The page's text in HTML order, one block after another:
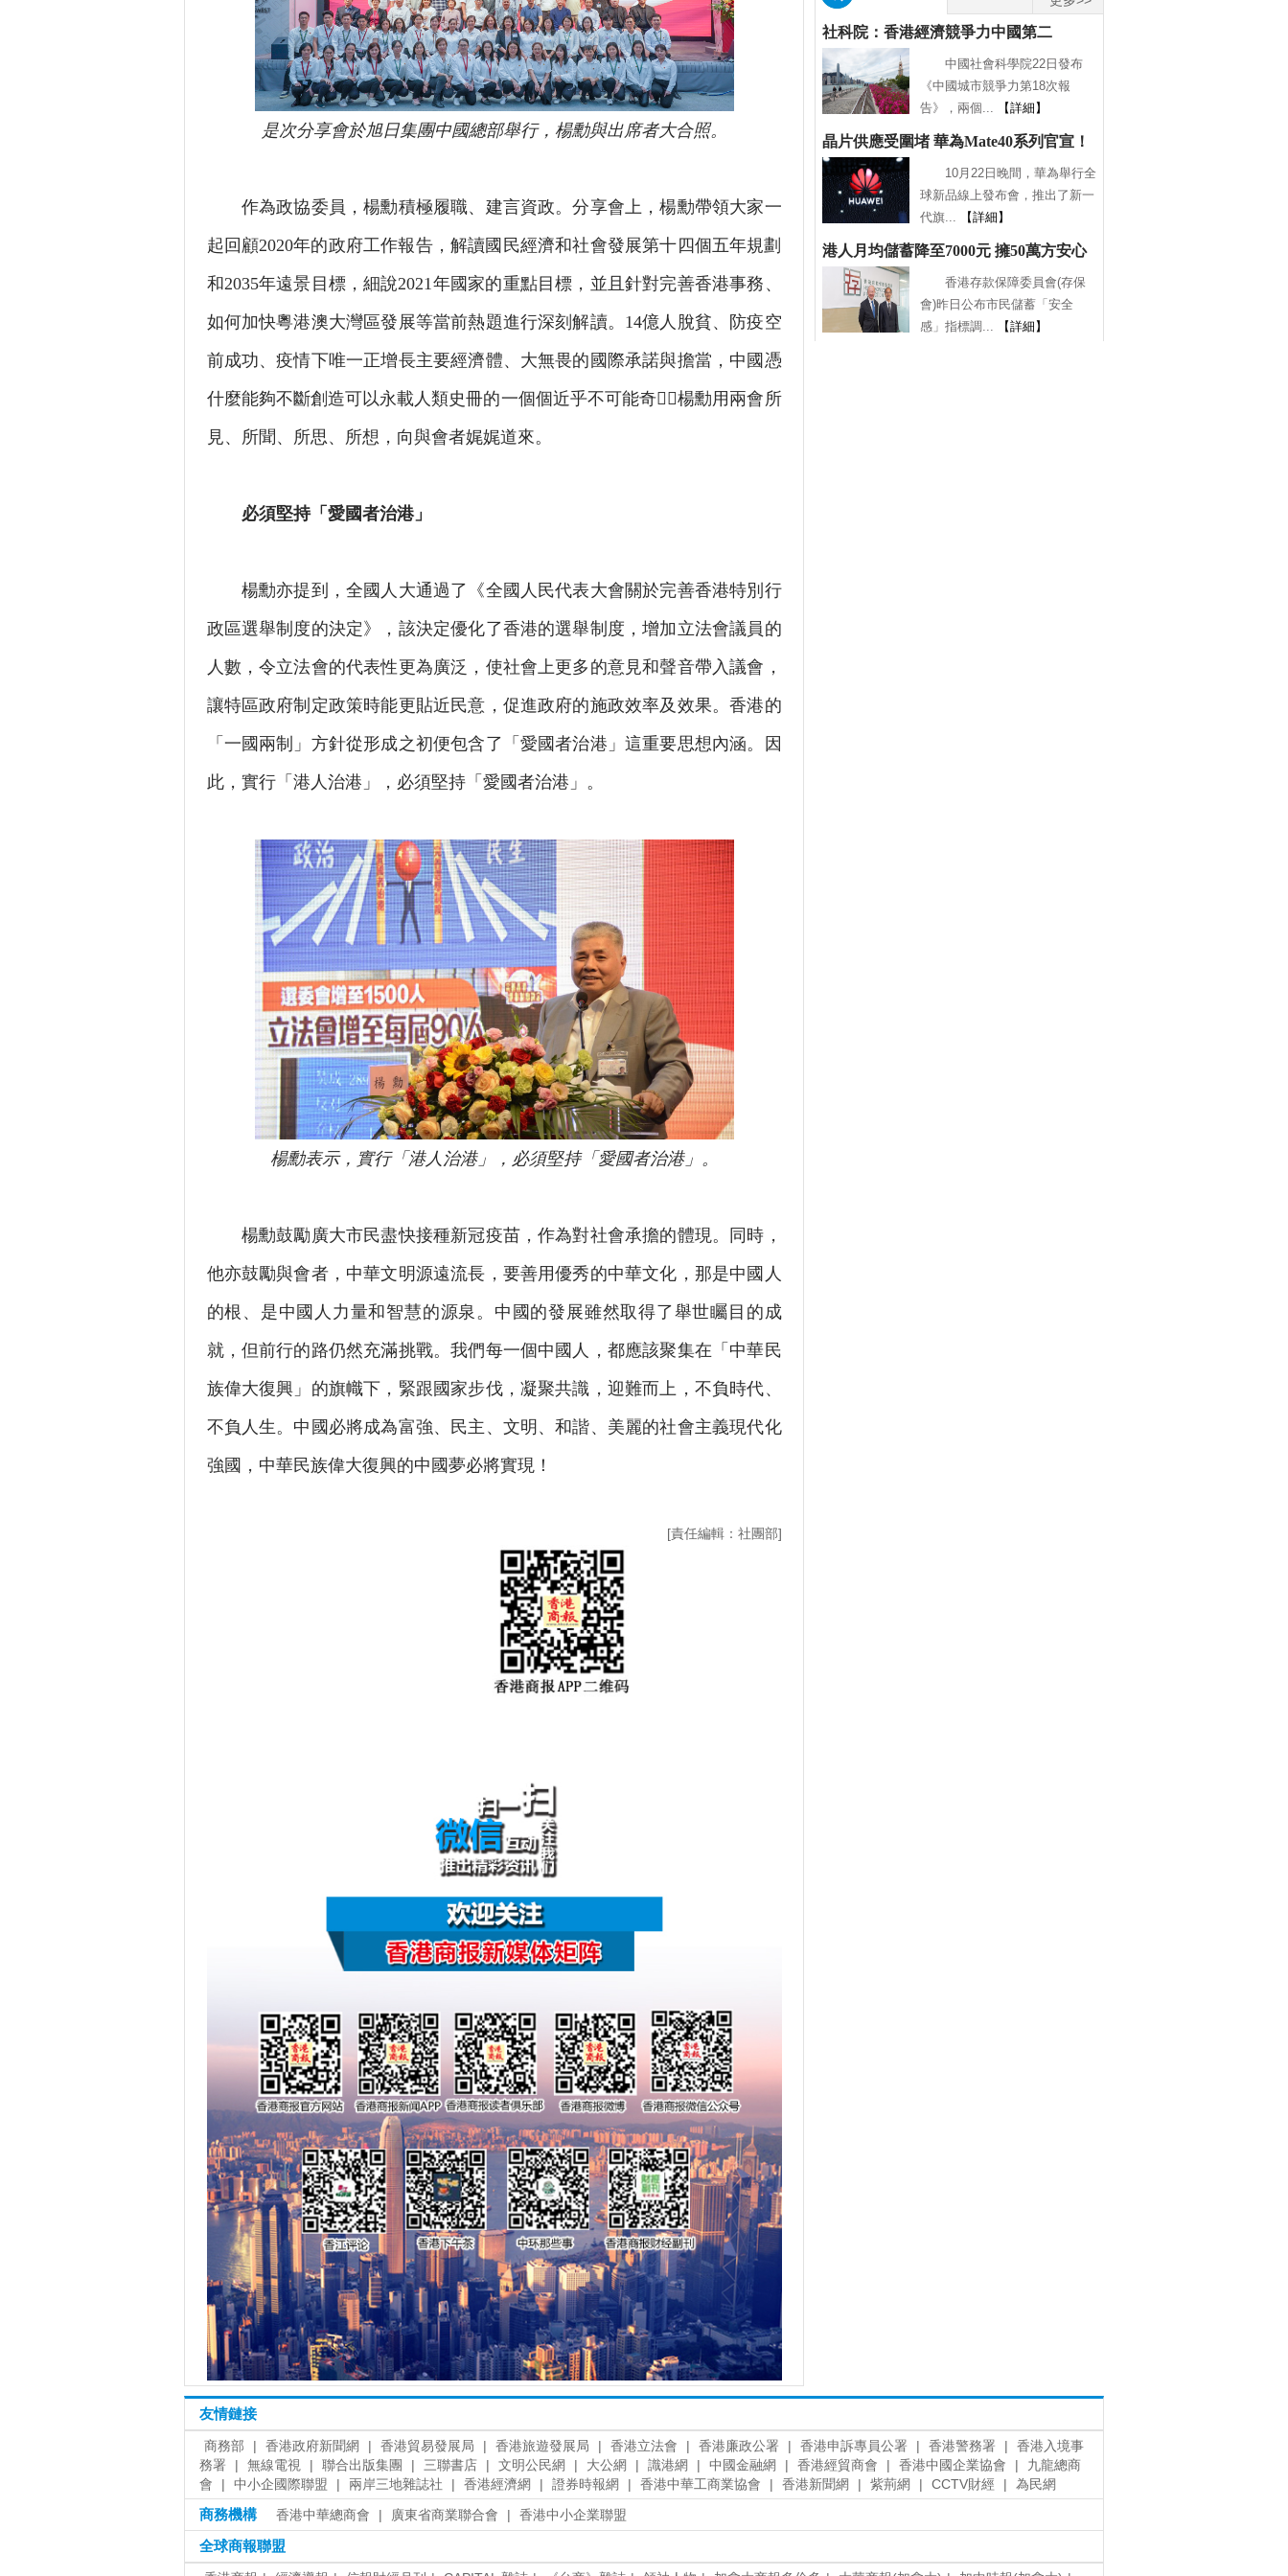
是次分享會於旭日集團中國總部舉行，楊勳與出席者大合照。
作為政協委員，楊勳積極履職、建言資政。分享會上，楊勳帶領大家一
起回顧2020年的政府工作報告，解讀國民經濟和社會發展第十四個五年規劃
和2035年遠景目標，細說2021年國家的重點目標，並且針對完善香港事務、
如何加快粵港澳大灣區發展等當前熱題進行深刻解讀。14億人脫貧、防疫空
前成功、疫情下唯一正增長主要經濟體、大無畏的國際承諾與擔當，中國憑
什麼能夠不斷創造可以永載人類史冊的一個個近乎不可能奇？楊勳用兩會所
見、所聞、所思、所想，向與會者娓娓道來。
必須堅持「愛國者治港」
楊勳亦提到，全國人大通過了《全國人民代表大會關於完善香港特別行
政區選舉制度的決定》，該決定優化了香港的選舉制度，增加立法會議員的
人數，令立法會的代表性更為廣泛，使社會上更多的意見和聲音帶入議會，
讓特區政府制定政策時能更貼近民意，促進政府的施政效率及效果。香港的
「一國兩制」方針從形成之初便包含了「愛國者治港」這重要思想內涵。因
此，實行「港人治港」，必須堅持「愛國者治港」。
楊勳表示，實行「港人治港」，必須堅持「愛國者治港」。
楊勳鼓勵廣大市民盡快接種新冠疫苗，作為對社會承擔的體現。同時，
他亦鼓勵與會者，中華文明源遠流長，要善用優秀的中華文化，那是中國人
的根、是中國人力量和智慧的源泉。中國的發展雖然取得了舉世矚目的成
就，但前行的路仍然充滿挑戰。我們每一個中國人，都應該聚集在「中華民
族偉大復興」的旗幟下，緊跟國家步伐，凝聚共識，迎難而上，不負時代、
不負人生。中國必將成為富強、民主、文明、和諧、美麗的社會主義現代化
強國，中華民族偉大復興的中國夢必將實現！
[責任編輯：社團部]